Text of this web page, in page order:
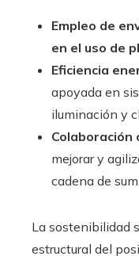
Empleo de
en el uso de
Eficiencia
apoyada en
iluminación y
Colaboración
mejorar y
cadena de
La sostenibilidad
estructural del